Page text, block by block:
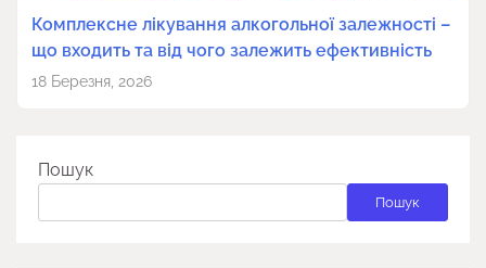
Комплексне лікування алкогольної залежності –
що входить та від чого залежить ефективність
18 Березня, 2026
Пошук
Пошук